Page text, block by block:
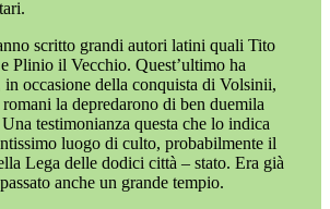
scritto grandi autori latini quali Tito
Plinio il Vecchio. Quest’ultimo ha
in occasione della conquista di Volsinii,
la depredarono di ben duemila
testimonianza questa che lo indica
luogo di culto, probabilmente il
Lega delle dodici città – stato. Era già
anche un grande tempio.